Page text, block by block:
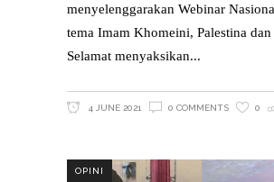
menyelenggarakan Webinar
tema Imam Khomeini, Palestina dan
Selamat menyaksikan
4 JUNE 2021 0 COMMENTS 0
OPINI